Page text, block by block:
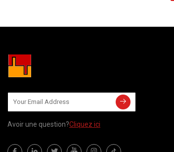
Avoir une question?Cliquez ici